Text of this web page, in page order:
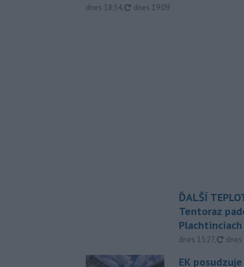
dnes 18:54, aktualizované
dnes 19:09
ĎALŠÍ
Tentoraz
Plachtinciach
dnes 15:27, dnes
EK